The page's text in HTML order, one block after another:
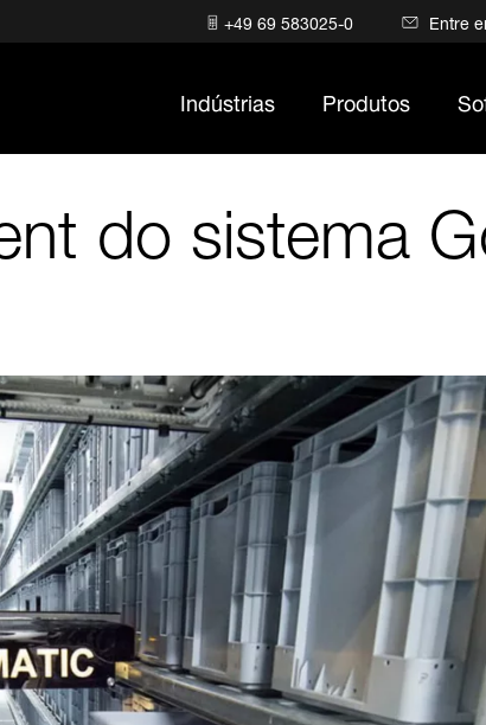
+49 69 583025-0 Entre
Indústrias Produtos
do sistema